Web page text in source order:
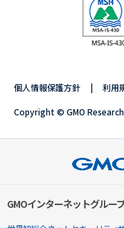
個人情報保護方針 利用
Copyright © GMO
GMOインターネットグルー